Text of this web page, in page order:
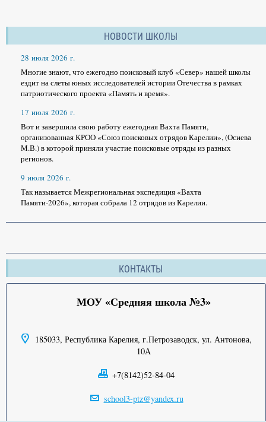
НОВОСТИ ШКОЛЫ
28 июля 2026 г.
Многие знают, что ежегодно поисковый клуб «Север» нашей школы
ездит на слеты юных исследователей истории Отечества в рамках
патриотического проекта «Память и время».
17 июля 2026 г.
Вот и завершила свою работу ежегодная Вахта Памяти,
организованная КРОО «Союз поисковых отрядов Карелии», (Осиева
М.В.) в которой приняли участие поисковые отряды из разных
регионов.
9 июля 2026 г.
Так называется Межрегиональная экспедиция «Вахта
Памяти-2026», которая собрала 12 отрядов из Карелии.
КОНТАКТЫ
МОУ «Средняя школа №3»
185033, Республика Карелия, г.Петрозаводск, ул. Антонова,
10А
+7(8142)52-84-04
school3-ptz@yandex.ru